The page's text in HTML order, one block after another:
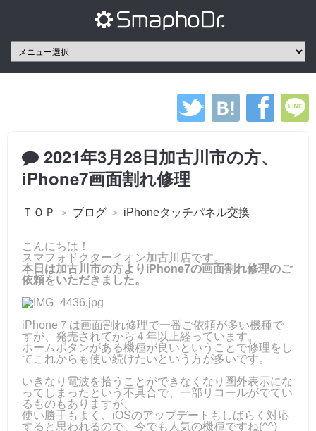
2021年3月28日加古川市の方、
iPhone7画面割れ修理
ＴＯＰ ＞ ブログ ＞ iPhoneタッチパネル交換
こんにちは！
スマフォドクターイオン加古川店です。
本日は加古川市の方よりiPhone7の画面割れ修理のご
依頼をいただきました。
iPhone７は画面割れ修理で一番ご依頼が多い機種で
すが、発売されてから４年以上経っています。
ホームボタンがある機種が良いということで修理をし
てこれからも使い続けたいという方が多いです。
いきなり電波を拾うことができなくなり圏外表示にな
ってしまったという不具合で、一部リコールがでてい
るものもありますが、
使い勝手もよく、iOSのアップデートもしばらく対応
すると思われるので、今でも人気の機種ですね(^^)